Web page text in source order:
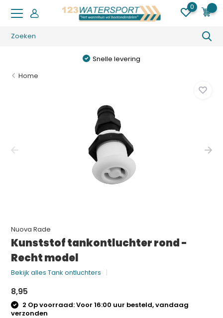
0
Snelle levering
Home
Nuova Rade
Kunststof tankontluchter rond -
Recht model
Bekijk alles Tank ontluchters
8,95
2 Op voorraad: Voor 16:00 uur besteld, vandaag
verzonden